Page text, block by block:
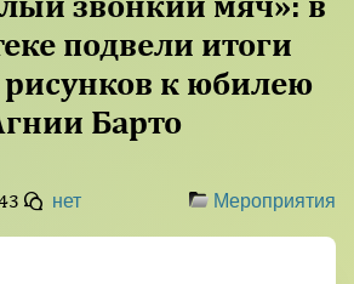
подвели итоги
рисунков к юбилею
Барто
нет Мероприятия